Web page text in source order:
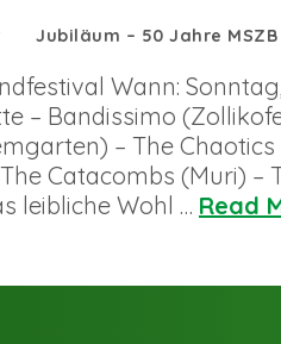
Jubiläum – 50 Jahre MSZB
Wann:
– Bandissimo
– The
Catacombs (Muri) –
leibliche Wohl … Read